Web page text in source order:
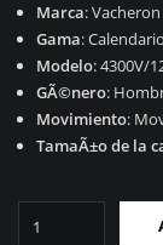
Marca:
Gama:
Modelo: 4300V/
GÃ©nero:
Movimiento:
TamaÃ±o de la